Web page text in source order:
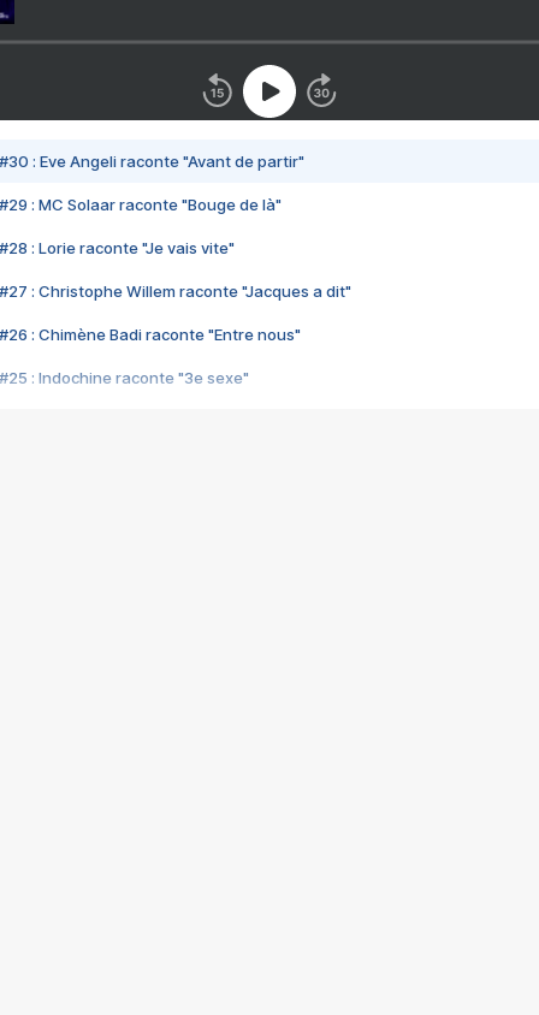
#30 : Eve Angeli raconte "Avant de partir"
#29 : MC Solaar raconte "Bouge de là"
#28 : Lorie raconte "Je vais vite"
#27 : Christophe Willem raconte "Jacques a dit"
#26 : Chimène Badi raconte "Entre nous"
#25 : Indochine raconte "3e sexe"